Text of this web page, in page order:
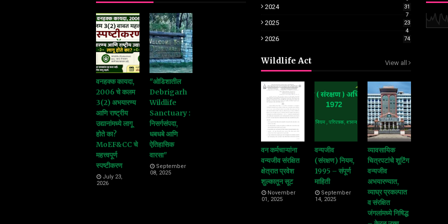
वनहक्क कायदा,
2006 चे कलम
3(2) अभयारण्य
आणि राष्ट्रीय
उद्यानांमध्ये लागू
होते का?
MoEF&CC चे
महत्त्वपूर्ण
स्पष्टीकरण
July 23,
2026
"ओडिशातील
Debrigarh
Wildlife
Sanctuary :
निसर्गसंपदा,
धबधबे आणि
ऐतिहासिक
वारसा"
September
08, 2025
2024
31
7
2025
23
4
2026 74
Wildlife Act View all
वन कर्मचाऱ्यांना
वन्यजीव संरक्षित
क्षेत्रात प्रवेश
शुल्कातून सूट
November
01, 2025
वन्यजीव
(संरक्षण) नियम,
1995 – संपूर्ण
माहिती
September
14, 2025
व्यावसायिक
चित्रपटांचे शूटिंग
वन्यजीव
अभयारण्यात,
व्याघ्र प्रकल्पात
व संरक्षित
जंगलांमध्ये निषिद्ध